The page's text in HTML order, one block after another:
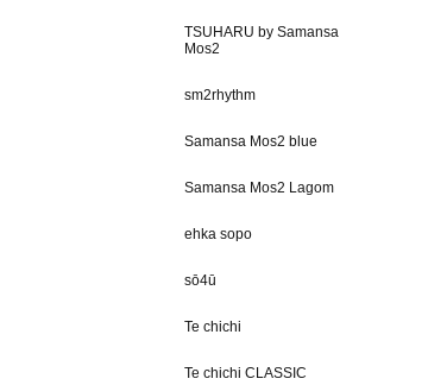
TSUHARU by Samansa
Mos2
sm2rhythm
Samansa Mos2 blue
Samansa Mos2 Lagom
ehka sopo
sō4ū
Te chichi
Te chichi CLASSIC